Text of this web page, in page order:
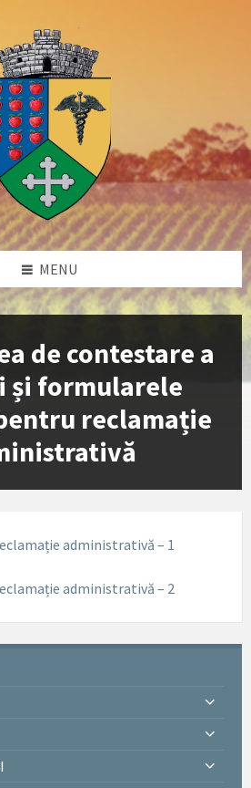
MENU
de contestare a
și formularele
reclamație
administrativă – 1
administrativă – 2